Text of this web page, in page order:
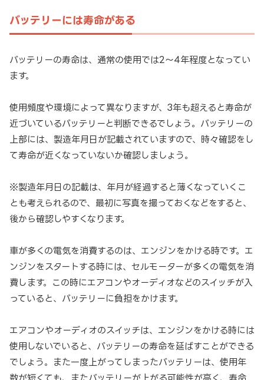
バッテリーには寿命がある
バッテリーの寿命は、通常の使用では2～4年程度となってい
ます。
使用頻度や環境によって異なりますが、3年も超えると寿命が
近づいているバッテリーと判断できるでしょう。バッテリーの
上部には、製造年月日が記載されていますので、時々確認をし
て寿命が近くなっていないか確認しましょう。
※製造年月日の記載は、年月が経過すると薄くなっていくこ
とも考えられるので、最初に写真を撮っておくなどをすると、
後から確認しやすくなります。
車が多くの電気を消費するのは、エンジンをかける時です。エ
ンジンをスタートする時には、セルモーターが多くの電気を消
費します。この時にエアコンやオーディオなどのスイッチが入
っていると、バッテリーに負担をかけます。
エアコンやオーディオのスイッチは、エンジンをかける時には
使用しないでいると、バッテリーの寿命を延ばすことができる
でしょう。また一度上がってしまったバッテリーは、使用年
数が短くても、またバッテリーが上がる可能性が高く、寿命